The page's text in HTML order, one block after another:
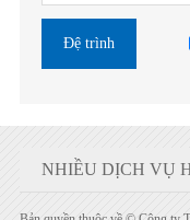
Đệ trình
NHIỀU DỊCH VỤ